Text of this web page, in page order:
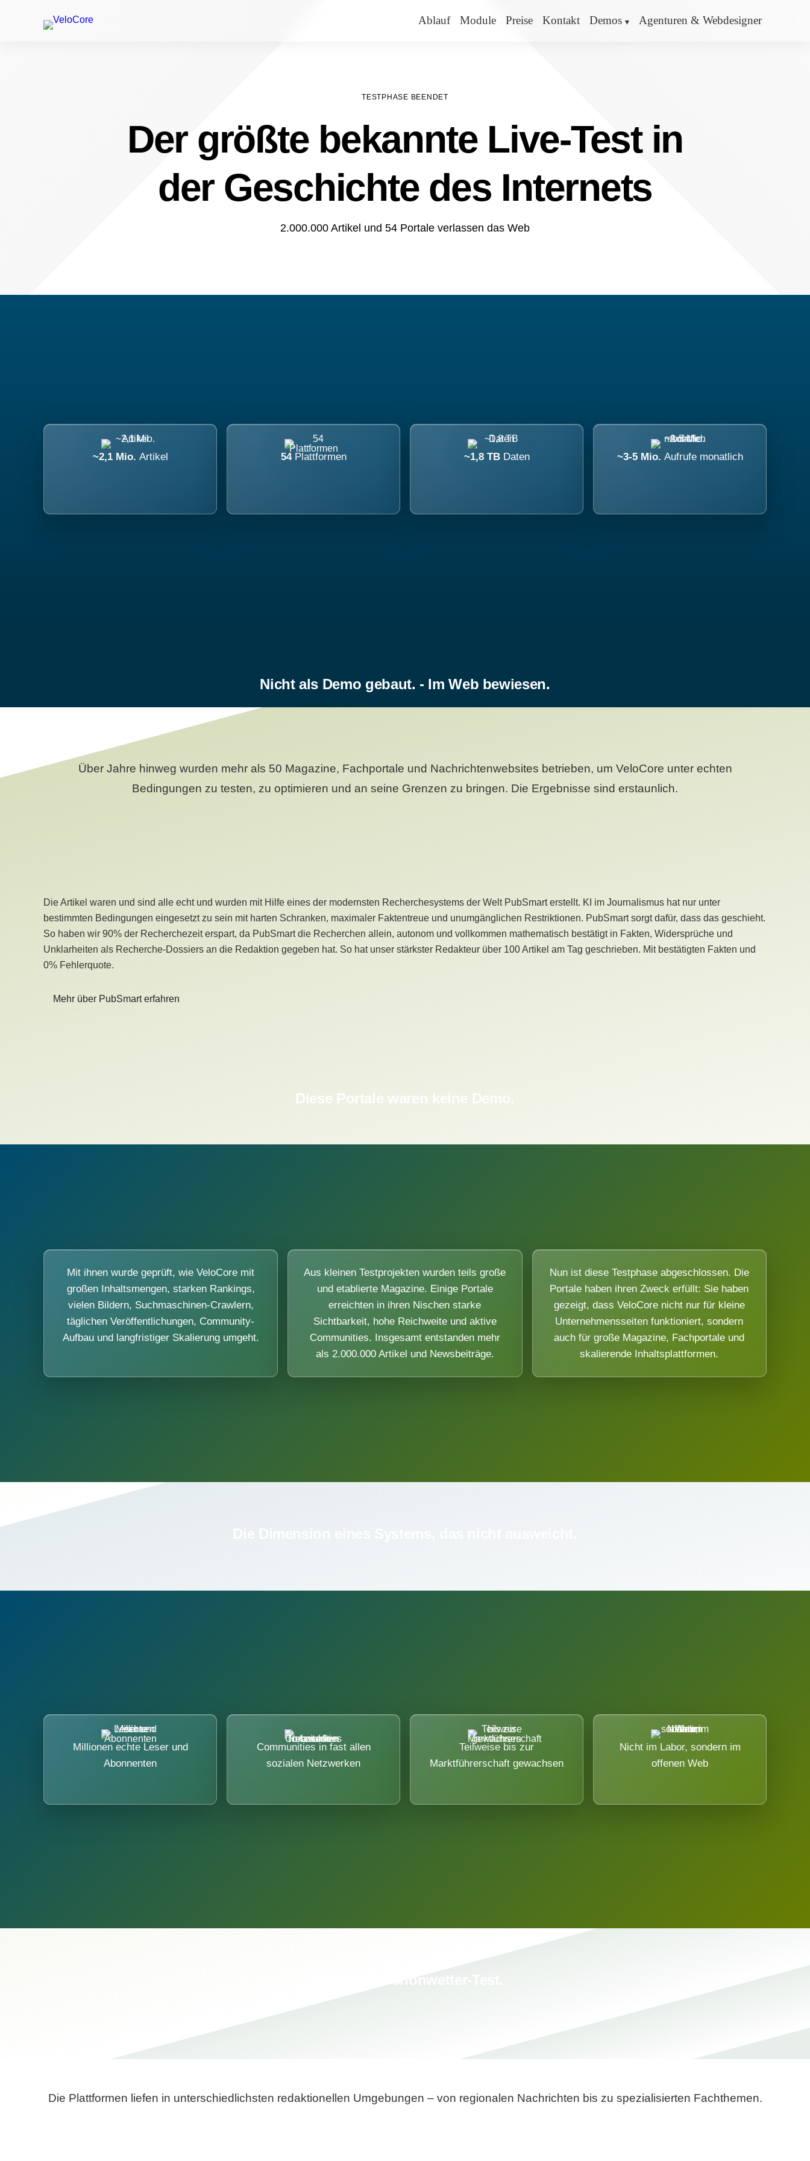
Ablauf Module Preise Kontakt Demos Agenturen & Webdesigner
TESTPHASE BEENDET
Der größte bekannte Live-Test in
der Geschichte des Internets
2.000.000 Artikel und 54 Portale verlassen das Web
~2,1 Mio. Artikel 54 Plattformen ~1,8 TB Daten ~3-5 Mio. Aufrufe monatlich
Nicht als Demo gebaut. - Im Web bewiesen.
Über Jahre hinweg wurden mehr als 50 Magazine, Fachportale und Nachrichtenwebsites betrieben, um VeloCore unter echten
Bedingungen zu testen, zu optimieren und an seine Grenzen zu bringen. Die Ergebnisse sind erstaunlich.
Die Artikel waren und sind alle echt und wurden mit Hilfe eines der modernsten Recherchesystems der Welt PubSmart erstellt. KI im Journalismus hat nur unter
bestimmten Bedingungen eingesetzt zu sein mit harten Schranken, maximaler Faktentreue und unumgänglichen Restriktionen. PubSmart sorgt dafür, dass das geschieht.
So haben wir 90% der Recherchezeit erspart, da PubSmart die Recherchen allein, autonom und vollkommen mathematisch bestätigt in Fakten, Widersprüche und
Unklarheiten als Recherche-Dossiers an die Redaktion gegeben hat. So hat unser stärkster Redakteur über 100 Artikel am Tag geschrieben. Mit bestätigten Fakten und
0% Fehlerquote.
Mehr über PubSmart erfahren
Diese Portale waren keine Demo.
Mit ihnen wurde geprüft, wie VeloCore mit
großen Inhaltsmengen, starken Rankings,
vielen Bildern, Suchmaschinen-Crawlern,
täglichen Veröffentlichungen, Community-
Aufbau und langfristiger Skalierung umgeht.
Aus kleinen Testprojekten wurden teils große
und etablierte Magazine. Einige Portale
erreichten in ihren Nischen starke
Sichtbarkeit, hohe Reichweite und aktive
Communities. Insgesamt entstanden mehr
als 2.000.000 Artikel und Newsbeiträge.
Nun ist diese Testphase abgeschlossen. Die
Portale haben ihren Zweck erfüllt: Sie haben
gezeigt, dass VeloCore nicht nur für kleine
Unternehmensseiten funktioniert, sondern
auch für große Magazine, Fachportale und
skalierende Inhaltsplattformen.
Millionen echte Leser und
Abonnenten
Communities in fast allen
sozialen Netzwerken
Teilweise bis zur
Marktführerschaft gewachsen
Nicht im Labor, sondern im
offenen Web
Die Plattformen liefen in unterschiedlichsten redaktionellen Umgebungen – von regionalen Nachrichten bis zu spezialisierten Fachthemen.